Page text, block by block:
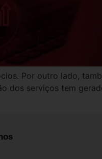
Por outro lado,
dos serviços tem